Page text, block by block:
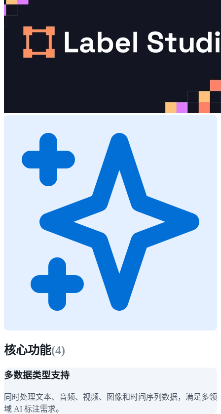
核心功能(4)
多数据类型支持
同时处理文本、音频、视频、图像和时间序列数据，满足多领
域 AI 标注需求。